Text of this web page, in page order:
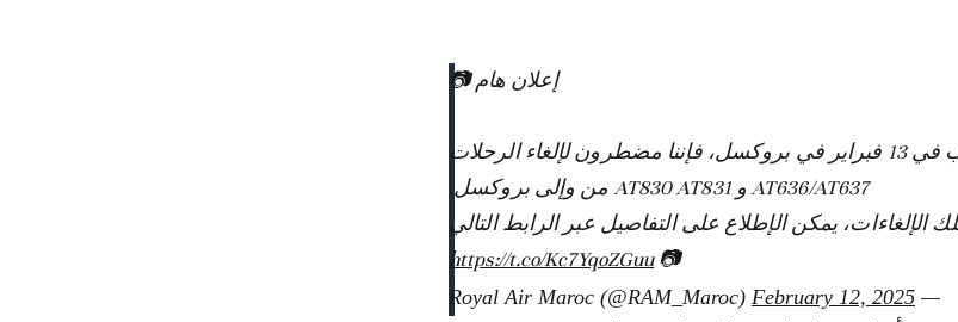
إعلان هام 📷
لإلغاء الرحلات
AT636/AT637 و AT830 AT831 من وإلى بروكسل.
الإلغاءات، يمكن الإطلاع على التفاصيل عبر الرابط التالي
📷
https://t.co/Kc7YqoZGuu
— Royal Air Maroc (@RAM_Maroc)
February 12, 2025